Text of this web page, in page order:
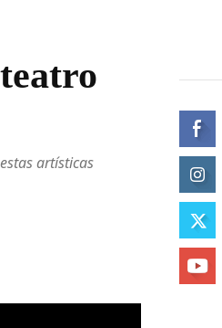
artísticas